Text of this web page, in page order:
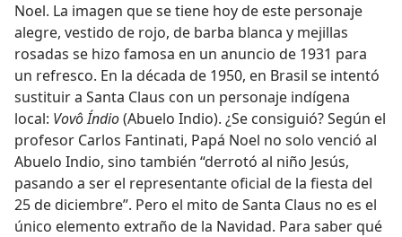
Noel. La imagen que se tiene hoy de este personaje
alegre, vestido de rojo, de barba blanca y mejillas
rosadas se hizo famosa en un anuncio de 1931 para
un refresco. En la década de 1950, en Brasil se intentó
sustituir a Santa Claus con un personaje indígena
local: Vovô Índio(Abuelo Indio). ¿Se consiguió? Según el
profesor Carlos Fantinati, Papá Noel no solo venció al
Abuelo Indio, sino también “derrotó al niño Jesús,
pasando a ser el representante oficial de la fiesta del
25 de diciembre”. Pero el mito de Santa Claus no es el
único elemento extraño de la Navidad. Para saber qué